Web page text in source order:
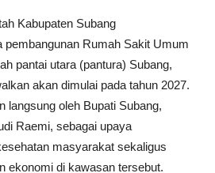
Kabupaten Subang
pembangunan Rumah Sakit Umum
pantai utara (pantura) Subang,
akan dimulai pada tahun 2027.
langsung oleh Bupati Subang,
Raemi, sebagai upaya
masyarakat sekaligus
ekonomi di kawasan tersebut.